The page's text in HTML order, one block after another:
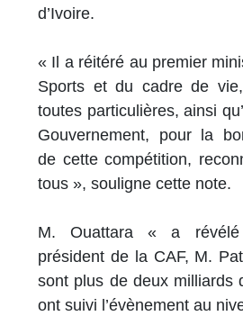
d’Ivoire.
« Il a réitéré au premier
Sports et du cadre de
toutes particulières, ainsi
Gouvernement, pour la
de cette compétition,
tous », souligne cette note.
M. Ouattara « a
président de la CAF, M.
sont plus de deux milliards
ont suivi l’évènement au